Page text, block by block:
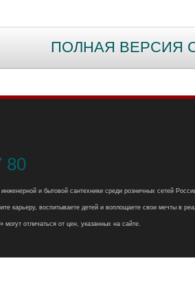
ПОЛНАЯ ВЕРСИЯ
80
и бытовой сантехники среди розничных сетей
карьеру, воспитываете детей и воплощаете свои мечты в
могут отличаться от цен, указанных на сайте.